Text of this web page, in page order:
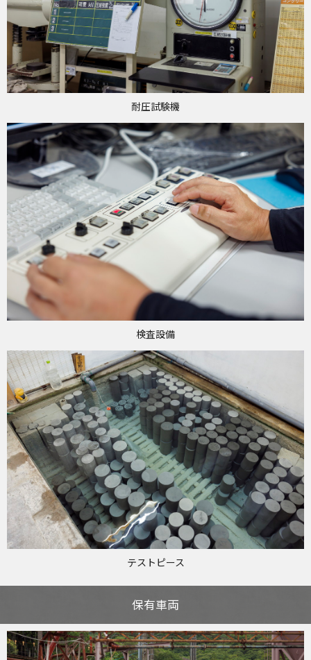
耐圧試験機
検査設備
テストピース
保有車両